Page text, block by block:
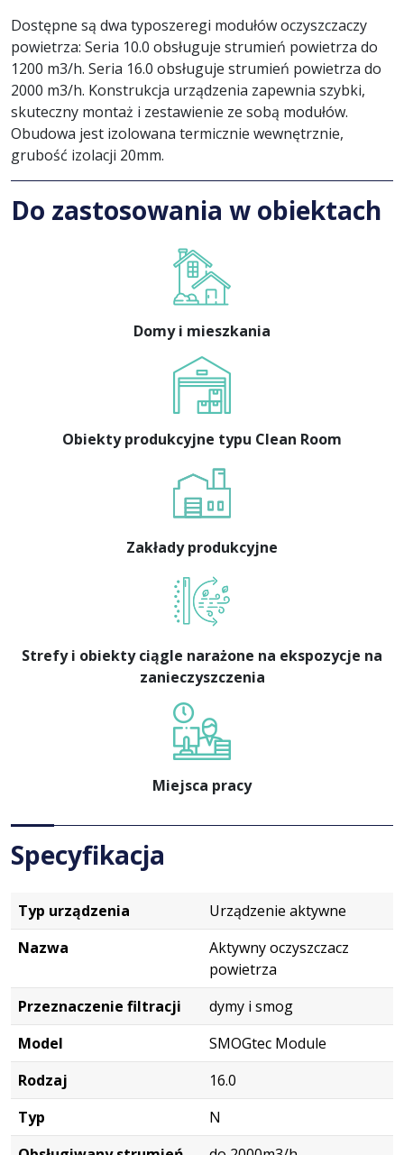
Dostępne są dwa typoszeregi modułów oczyszczaczy
powietrza: Seria 10.0 obsługuje strumień powietrza do
1200 m3/h. Seria 16.0 obsługuje strumień powietrza do
2000 m3/h. Konstrukcja urządzenia zapewnia szybki,
skuteczny montaż i zestawienie ze sobą modułów.
Obudowa jest izolowana termicznie wewnętrznie,
grubość izolacji 20mm.
Do zastosowania w obiektach
Domy i mieszkania
Obiekty produkcyjne typu Clean Room
Zakłady produkcyjne
Strefy i obiekty ciągle narażone na ekspozycje na
zanieczyszczenia
Miejsca pracy
Specyfikacja
Typ urządzenia
Urządzenie aktywne
Nazwa
Aktywny oczyszczacz
powietrza
Przeznaczenie filtracji
dymy i smog
Model
SMOGtec Module
Rodzaj
16.0
Typ
N